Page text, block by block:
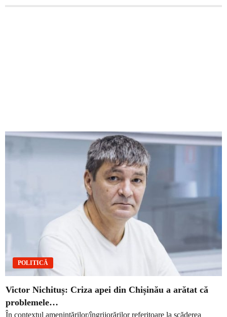
POLITICĂ
Victor Nichituș: Criza apei din Chișinău a arătat că
problemele…
În contextul amenințărilor/îngrijorărilor referitoare la scăderea